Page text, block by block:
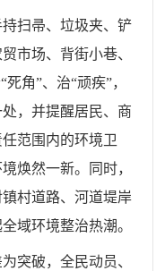
扫帚、垃圾夹、铲
市场、背街小巷、
角”、治“顽疾”，
，并提醒居民、商
范围内的环境卫
焕然一新。同时，
村道路、河道堤岸
域环境整治热潮。
突破，全民动员、